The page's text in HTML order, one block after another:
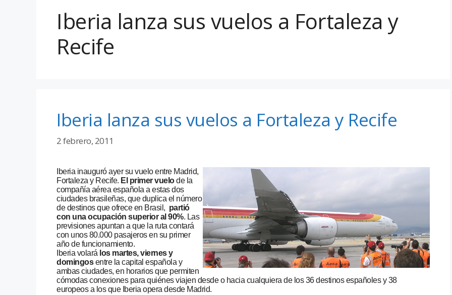
Iberia lanza sus vuelos a Fortaleza y
Recife
Iberia lanza sus vuelos a Fortaleza y Recife
2 febrero, 2011
Iberia inauguró ayer su vuelo entre Madrid,
Fortaleza y Recife. El primer vuelode la
compañía aérea española a estas dos
ciudades brasileñas, que duplica el número
de destinos que ofrece en Brasil, partió
con una ocupación superior al 90%. Las
previsiones apuntan a que la ruta contará
con unos 80.000 pasajeros en su primer
año de funcionamiento.
Iberia volará los martes, viernes y
domingosentre la capital española y
ambas ciudades, en horarios que permiten
cómodas conexiones para quiénes viajen desde o hacia cualquiera de los 36 destinos españoles y 38
europeos a los que Iberia opera desde Madrid.